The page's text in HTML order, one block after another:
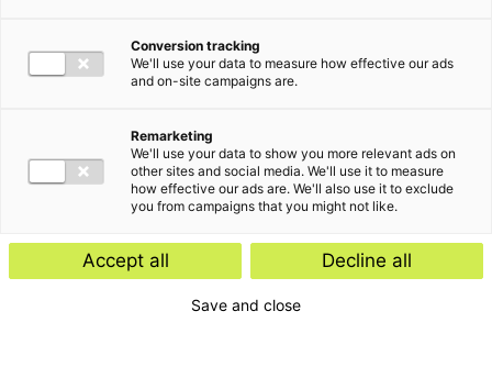
Conversion tracking
We'll use your data to measure how effective our ads
and on-site campaigns are.
Remarketing
We'll use your data to show you more relevant ads on
other sites and social media. We'll use it to measure
how effective our ads are. We'll also use it to exclude
you from campaigns that you might not like.
Accept all Decline all
Save and close